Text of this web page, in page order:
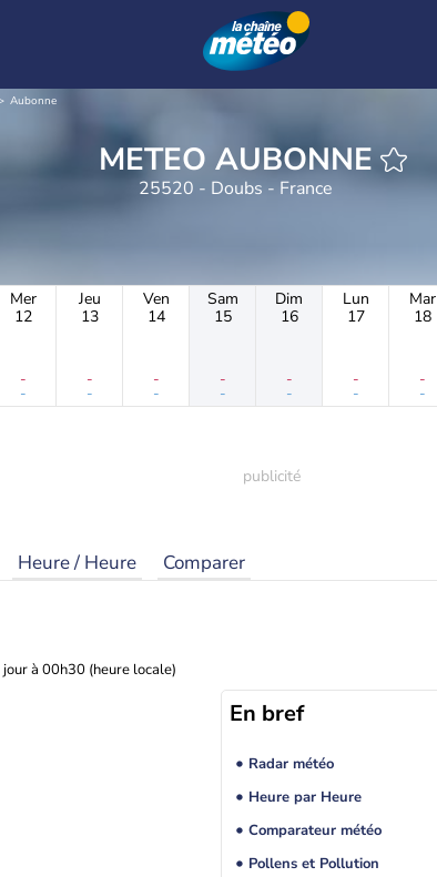
Aubonne
METEO AUBONNE
25520 - Doubs - France
Mer
12
-
-
Jeu
13
-
-
Ven
14
-
-
Sam
15
-
-
Dim
16
-
-
Lun
17
-
-
Mar
18
-
-
Heure / Heure Comparer
à 00h30 (heure locale)
En bref
Radar météo
Heure par Heure
Comparateur météo
Pollens et Pollution